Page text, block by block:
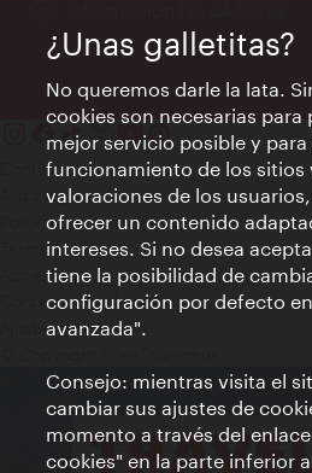
Contacto
Aviso legal
Política de privacidad de datos
Terms of Use
Accesibilidad
Contacto para la prensa
Ajustes de cookie
¿Unas galletitas?
No queremos darle la lata.
cookies son necesarias
mejor servicio posible y
funcionamiento de los sitios
valoraciones de los
ofrecer un contenido
intereses. Si no desea
tiene la posibilidad de
configuración por defecto
avanzada".
Consejo: mientras visita el
cambiar sus ajustes de
momento a través del
cookies" en la parte inferior